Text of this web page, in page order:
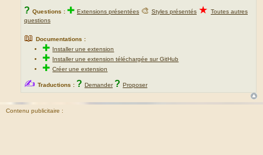
? Questions : ✚ Extensions présentées 🎨 Styles présentés ★ Toutes autres
questions
📖 Documentations :
✚ Installer une extension
✚ Installer une extension téléchargée sur GitHub
✚Créer une extension
✍ Traductions : ? Demander ? Proposer
Contenu publicitaire :